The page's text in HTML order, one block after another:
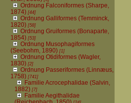
Ordnung Falconiformes (Sharpe,
1874)[44]
Ordnung Galliformes (Temminck,
1820)[58]
Ordnung Gruiformes (Bonaparte,
1854)[53]
Ordnung Musophagiformes
(Seebohm, 1890)[1]
Ordnung Otidiformes (Wagler,
1830)[2]
Ordnung Passeriformes (Linnæus,
1758)[741]
Familie Acrocephalidae (Salvin,
1882)[7]
Familie Aegithalidae
(Reichenbach, 1850)